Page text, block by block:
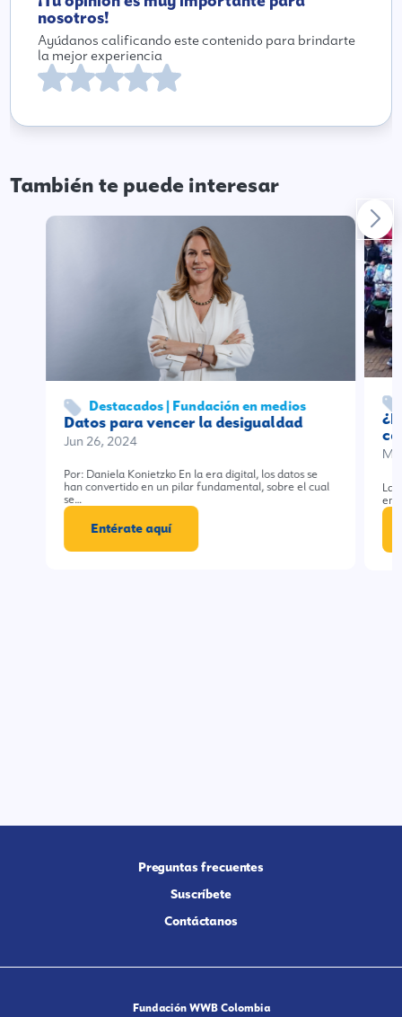
nosotros!
Ayúdanos calificando este contenido para brindarte
la mejor experiencia
También te puede interesar
Destacados | Fundación en medios
Datos para vencer la desigualdad
Jun 26, 2024
Por: Daniela Konietzko En la era digital, los datos se
han convertido en un pilar fundamental, sobre el cual
se…
Entérate aquí
La
Preguntas frecuentes
Suscríbete
Contáctanos
Fundación WWB Colombia